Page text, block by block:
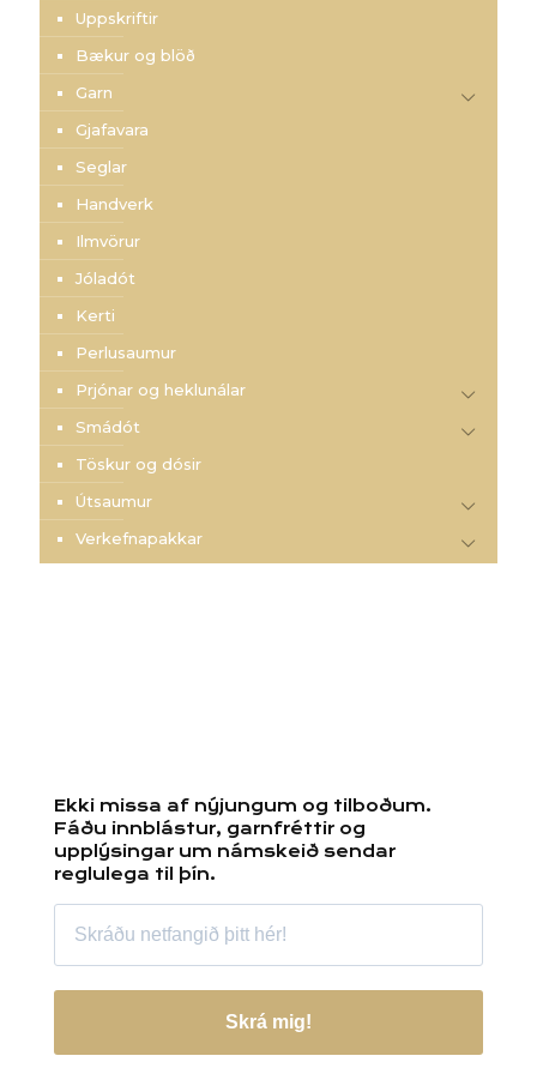
Uppskriftir
Bækur og blöð
Garn
Gjafavara
Seglar
Handverk
Ilmvörur
Jóladót
Kerti
Perlusaumur
Prjónar og heklunálar
Smádót
Töskur og dósir
Útsaumur
Verkefnapakkar
Ekki missa af nýjungum og tilboðum.
Fáðu innblástur, garnfréttir og
upplýsingar um námskeið sendar
reglulega til þín.
Skrá mig!